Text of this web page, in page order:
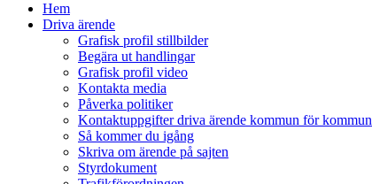
sökfältHem
Driva ärende
Grafisk profil stillbilder
Begära ut handlingar
Grafisk profil video
Kontakta media
Påverka politiker
Kontaktuppgifter driva ärende kommun för kommun
Så kommer du igång
Skriva om ärende på sajten
Styrdokument